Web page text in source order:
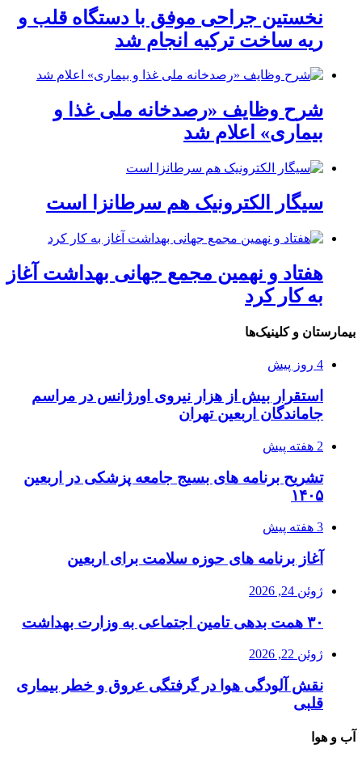
نخستین جراحی موفق با دستگاه قلب و
ریه ساخت ترکیه انجام شد
شرح وظایف «رصدخانه ملی غذا و
بیماری» اعلام شد
سیگار الکترونیک هم سرطانزا است
هفتاد و نهمین مجمع جهانی بهداشت آغاز
به کار کرد
بیمارستان و کلینیک‌ها
4 روز پیش
استقرار بیش از هزار نیروی اورژانس در مراسم
جاماندگان اربعین تهران
2 هفته پیش
تشریح برنامه های بسیج جامعه پزشکی در اربعین
۱۴۰۵
3 هفته پیش
آغاز برنامه های حوزه سلامت برای اربعین
ژوئن 24, 2026
۳۰ همت بدهی تامین اجتماعی به وزارت بهداشت
ژوئن 22, 2026
نقش آلودگی هوا در گرفتگی عروق و خطر بیماری
قلبی
آب و هوا